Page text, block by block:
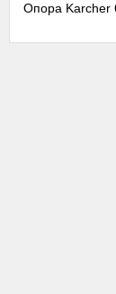
Опора Karcher